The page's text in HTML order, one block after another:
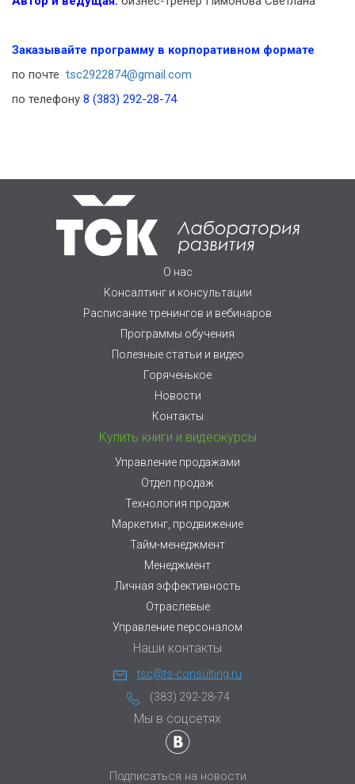
Заказывайте программу в корпоративном формате
по почте tsc2922874@gmail.com
по телефону 8 (383) 292-28-74
О нас
Консалтинг и консультации
Расписание тренингов и вебинаров
Программы обучения
Полезные статьи и видео
Горяченькое
Новости
Контакты
Купить книги и видеокурсы
Управление продажами
Отдел продаж
Технология продаж
Маркетинг, продвижение
Тайм-менеджмент
Менеджмент
Личная эффективность
Отраслевые
Управление персоналом
Наши контакты
tsc@ts-consulting.ru
(383) 292-28-74
Мы в соцсетях
Подписаться на новости